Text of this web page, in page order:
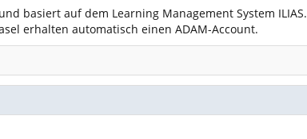
basiert auf dem Learning Management System ILIAS.
erhalten automatisch einen ADAM-Account.